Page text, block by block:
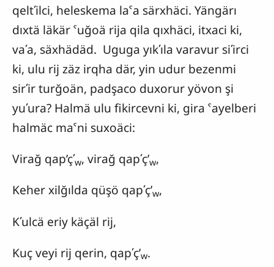
qeltʹilci, heleskema laˁa särxhäci. Yängärı
dıxtä läkär ˁuğoä rija qila qıxhäci, itxaci ki,
vaʹa, säxhädäd. Uguga yıkʹıla varavur siʹirci
ki, ulu rij zäz irqha där, yin udur bezenmi
sirʹir turğoän, padşaco duxorur yövon şi
yuʹura? Halmä ulu fikircevni ki, gira ˁayelberi
halmäc maˁni suxoäci:
Virağ qap’çʹw, virağ qapʹç’w,
Keher xilğılda qüşö qapʹç’w,
Kʹulcä eriy käçäl rij,
Kuç veyi rij qerin, qapʹç’w.